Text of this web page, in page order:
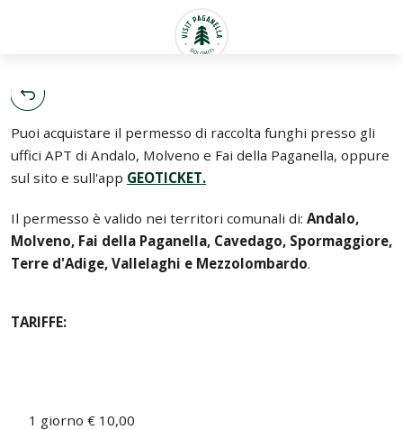
Puoi acquistare il permesso di raccolta funghi presso gli
uffici APT di Andalo, Molveno e Fai della Paganella, oppure
sul sito e sull'app GEOTICKET.
Il permesso è valido nei territori comunali di: Andalo,
Molveno, Fai della Paganella, Cavedago, Spormaggiore,
Terre d'Adige, Vallelaghi e Mezzolombardo.
TARIFFE:
1 giorno € 10,00